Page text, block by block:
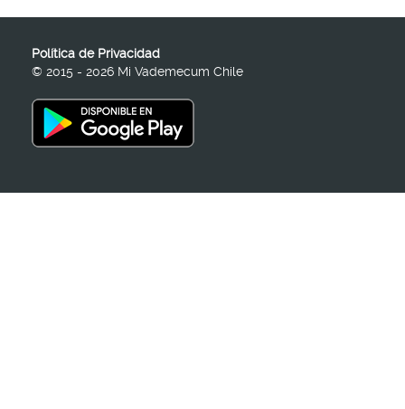
Política de Privacidad
© 2015 - 2026 Mi Vademecum Chile